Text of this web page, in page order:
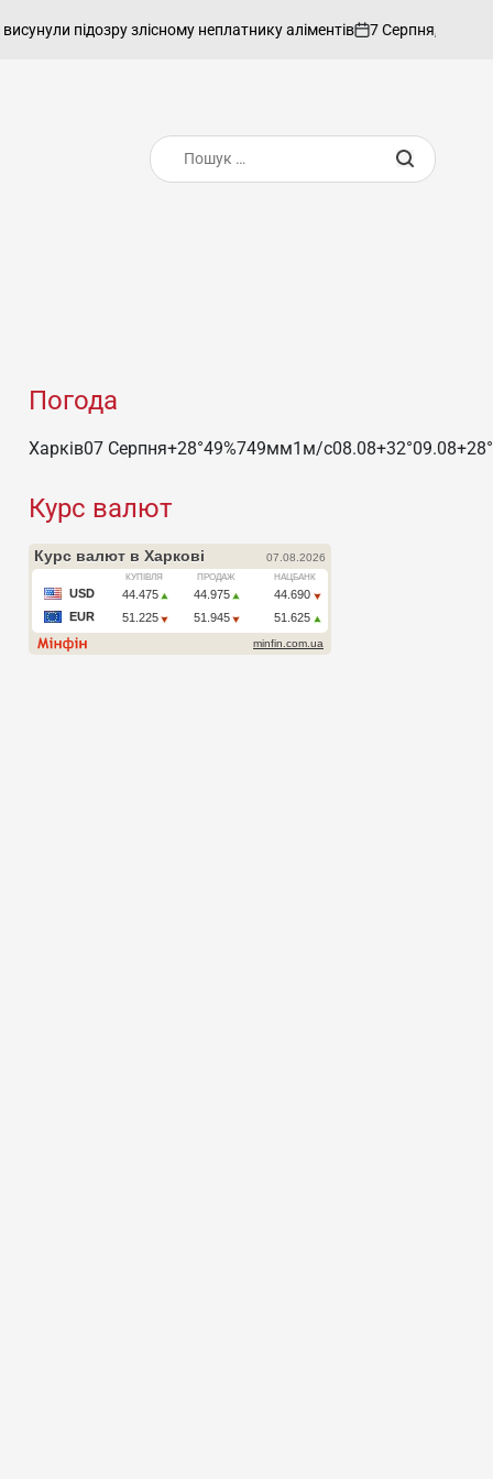
підозру злісному неплатнику аліментів
on
7 Серпня, 2026
Пошук:
Погода
Харків07 Серпня+28°49%749мм1 м/c08.08+32°09.08+28°
Курс валют